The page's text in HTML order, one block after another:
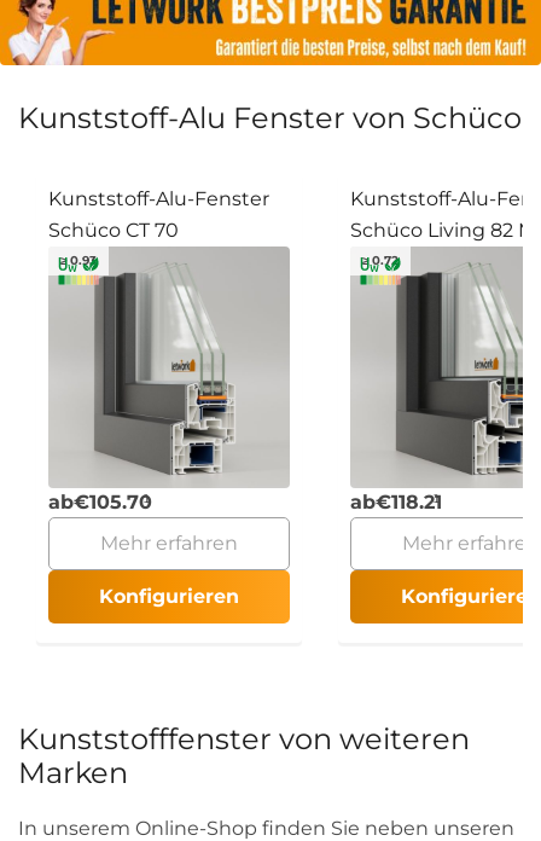
Kunststoff-Alu Fenster von Schüco
Kunststoff-Alu-Fenster
Schüco CT 70
≥ 0.93
ab€105.70
Mehr erfahren
Konfigurieren
Kunststoff-Alu-
Schüco Living 82
≥ 0.72
ab€118.21
Mehr erfahren
Konfigurieren
Kunststofffenster von weiteren
Marken
In unserem Online-Shop finden Sie neben unseren